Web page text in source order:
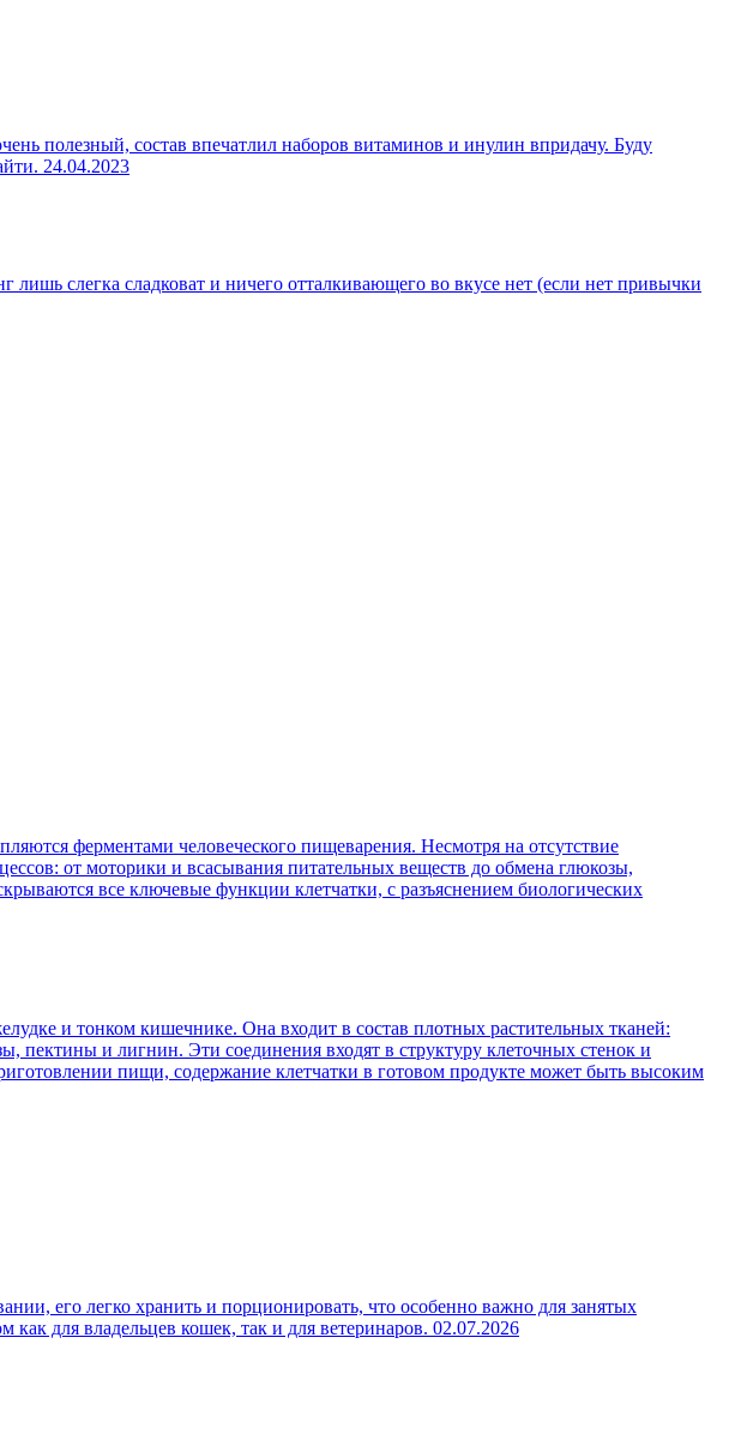
полезный, состав впечатлил наборов витаминов и инулин впридачу. Буду
24.04.2023
слегка сладковат и ничего отталкивающего во вкусе нет (если нет привычки
ферментами человеческого пищеварения. Несмотря на отсутствие
от моторики и всасывания питательных веществ до обмена глюкозы,
все ключевые функции клетчатки, с разъяснением биологических
и тонком кишечнике. Она входит в состав плотных растительных тканей:
пектины и лигнин. Эти соединения входят в структуру клеточных стенок и
пищи, содержание клетчатки в готовом продукте может быть высоким
его легко хранить и порционировать, что особенно важно для занятых
для владельцев кошек, так и для ветеринаров. 02.07.2026